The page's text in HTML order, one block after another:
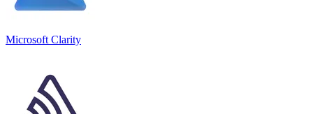
Microsoft Clarity